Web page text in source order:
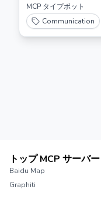
MCP タイプボット
Communication
トップ MCP サーバー
Baidu Map
Graphiti